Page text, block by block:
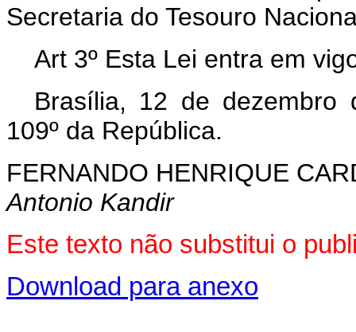
Secretaria do Tesouro
Art 3º Esta Lei entra em
Brasília, 12 de dezembro
109º da República.
FERNANDO HENRIQUE
Antonio Kandir
Este texto não substitui o
Download para anexo